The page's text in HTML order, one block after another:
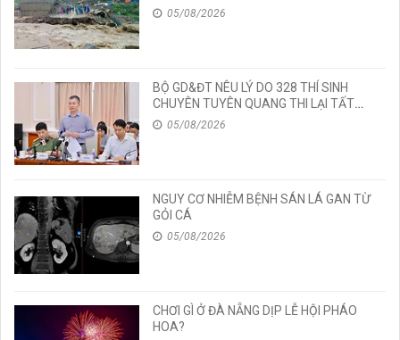
05/08/2026
BỘ GD&ĐT NÊU LÝ DO 328 THÍ SINH
CHUYÊN TUYÊN QUANG THI LẠI TẤT
CẢ CÁC MÔN TỐT NGHIỆP
05/08/2026
NGUY CƠ NHIỄM BỆNH SÁN LÁ GAN TỪ
GỎI CÁ
05/08/2026
CHƠI GÌ Ở ĐÀ NẴNG DỊP LỄ HỘI PHÁO
HOA?